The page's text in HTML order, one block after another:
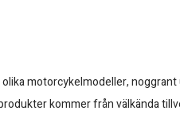
motorcykelmodeller,
kommer från välkända